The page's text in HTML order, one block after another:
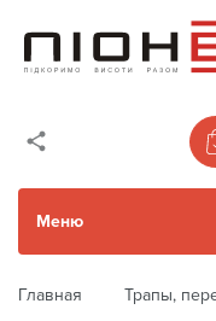
Меню
Каталог
Главная Трапы,